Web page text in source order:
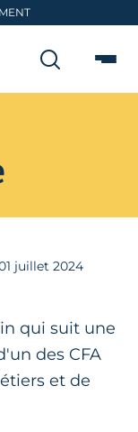
juillet 2024
qui suit une
des CFA
et de